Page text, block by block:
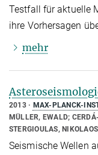
Testfall für aktuelle
ihre Vorhersagen
mehr
2013 MAX-PLANCK-
MÜLLER, EWALD;
STERGIOULAS, NIKOLAOS
Seismische Wellen